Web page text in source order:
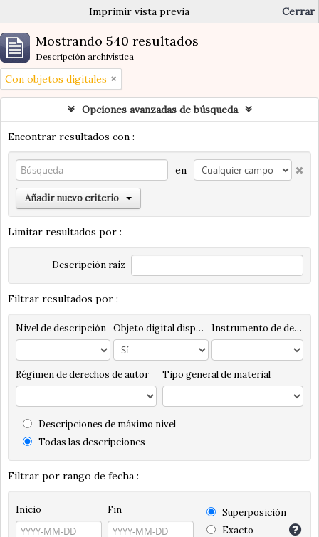
Imprimir vista previa Cerrar
Mostrando 540 resultados
Descripción archivística
Con objetos digitales
Opciones avanzadas de búsqueda
Encontrar resultados con :
en
Añadir nuevo criterio
Limitar resultados por :
Descripción raíz
Filtrar resultados por :
Nivel de descripción Objeto digital disponibles Instrumento de descripción
Régimen de derechos de autor Tipo general de material
Descripciones de máximo nivel
Todas las descripciones
Filtrar por rango de fecha :
Inicio Fin
Superposición
Exacto